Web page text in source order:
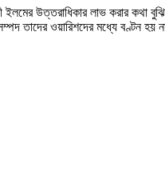
ইলমের উত্তরাধিকার লাভ করার
তাদের ওয়ারিশদের মধ্যে বণ্টন হয়